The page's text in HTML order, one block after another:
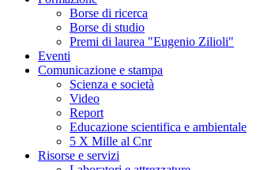
Borse di ricerca
Borse di studio
Premi di laurea "Eugenio Zilioli"
Eventi
Comunicazione e stampa
Scienza e società
Video
Report
Educazione scientifica e ambientale
5 X Mille al Cnr
Risorse e servizi